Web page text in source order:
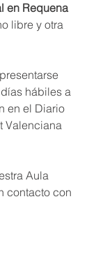
en Requena
libre y otra
hábiles a
en el Diario
Valenciana
Aula
contacto con